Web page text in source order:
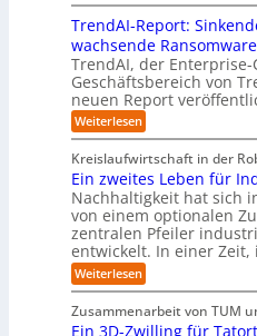
s
u
n
g
e
n
t
o
m
a
t
i
s
i
e
r
u
n
g
s
s
E
c
o
s
y
s
t
e
m
o
n
F
o
w
e
i
t
e
r
u
e
n
g
e
g
e
n
b
e
n
i
c
t
b
e
i
d
e
r
O
r
i
e
n
i
e
r
u
n
n
d
u
s
t
r
i
a
l
A
I
i
n
S
A
P
:
W
i
e
s
TrendAI-Report:
wachsende
TrendAI, der
Geschäftsbereich von
neuen Report
Weiterlesen:
T
r
e
n
d
A
-
R
e
p
o
Kreislaufwirtschaft in der
Ein zweites Leben für
Nachhaltigkeit hat sich
von einem optionalen
zentralen Pfeiler
entwickelt. In einer Zeit,
Weiterlesen:
E
n
Zusammenarbeit von TUM
Ein 3D-Zwilling für